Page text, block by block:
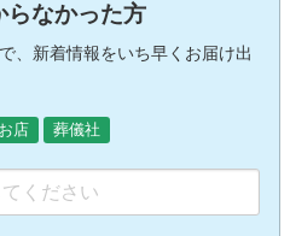
らなかった方
、新着情報をいち早くお届け出
店 葬儀社